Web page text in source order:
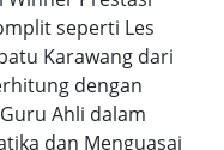
seperti Les
Karawang dari
dengan
Ahli dalam
dan Menguasai